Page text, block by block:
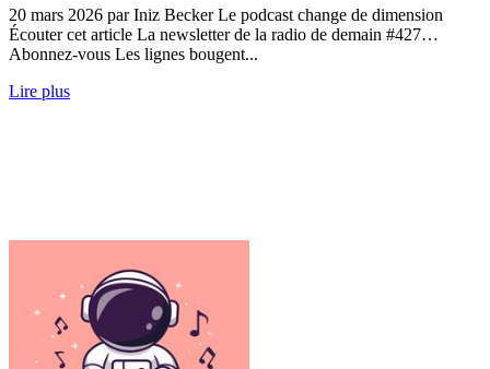
20 mars 2026 par Iniz Becker Le podcast change de dimension
Écouter cet article La newsletter de la radio de demain #427…
Abonnez-vous Les lignes bougent...
Lire plus